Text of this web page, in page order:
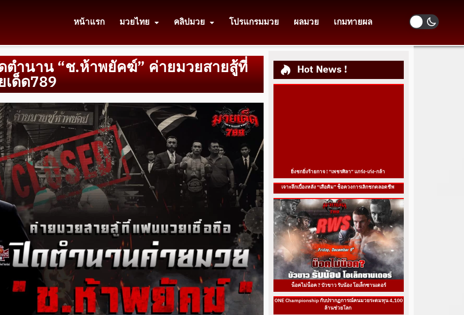
หน้าแรก มวยไทย คลิปมวย โปรแกรมมวย ผลมวย เกมทายผล
ตำนาน “ช.ห้าพยัคฆ์” ค่ายมวยสายสู้ที่
ด็ด789
Hot News !
ยิ่งชกยิ่งร้ายกาจ ! “เพชรศิลา” แกร่ง-เก่ง-กล้า
เจาะลึกเบื้องหลัง “เสือคิม” ช็อควงการเลิกชกตลอดชีพ
น็อคไม่น็อค ? บัวขาว รับน้อง โอเล็กซานเดอร์
ONE Championship กับปรากฏการณ์คนมวยระดมทุน 4,100
ล้านช่วยโลก